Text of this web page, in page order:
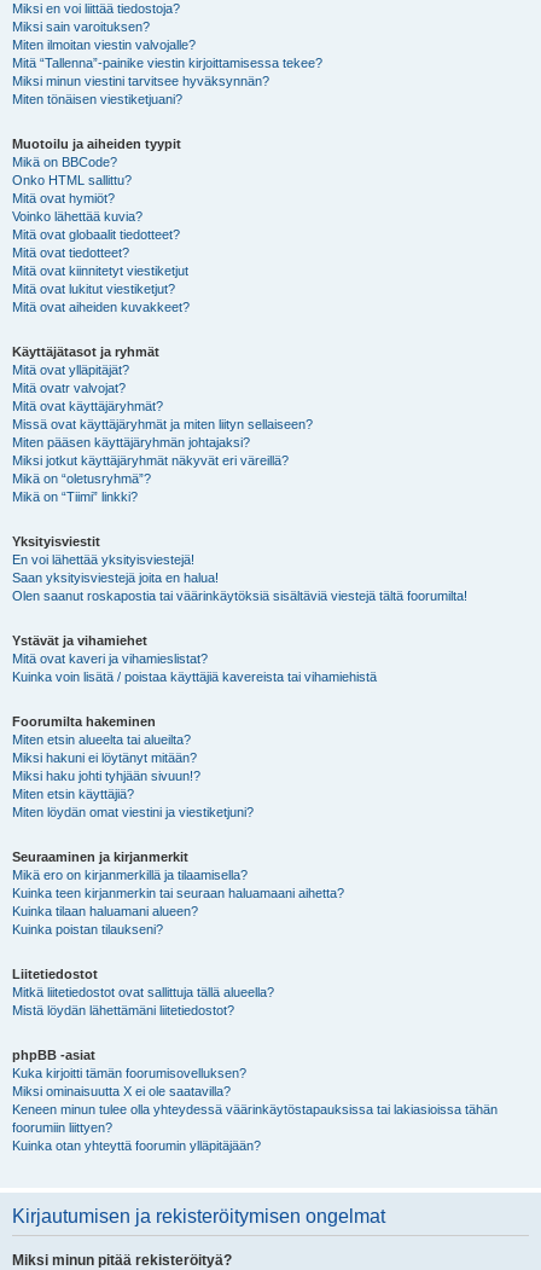
Miksi en voi liittää tiedostoja?
Miksi sain varoituksen?
Miten ilmoitan viestin valvojalle?
Mitä “Tallenna”-painike viestin kirjoittamisessa tekee?
Miksi minun viestini tarvitsee hyväksynnän?
Miten tönäisen viestiketjuani?
Muotoilu ja aiheiden tyypit
Mikä on BBCode?
Onko HTML sallittu?
Mitä ovat hymiöt?
Voinko lähettää kuvia?
Mitä ovat globaalit tiedotteet?
Mitä ovat tiedotteet?
Mitä ovat kiinnitetyt viestiketjut
Mitä ovat lukitut viestiketjut?
Mitä ovat aiheiden kuvakkeet?
Käyttäjätasot ja ryhmät
Mitä ovat ylläpitäjät?
Mitä ovatr valvojat?
Mitä ovat käyttäjäryhmät?
Missä ovat käyttäjäryhmät ja miten liityn sellaiseen?
Miten pääsen käyttäjäryhmän johtajaksi?
Miksi jotkut käyttäjäryhmät näkyvät eri väreillä?
Mikä on “oletusryhmä”?
Mikä on “Tiimi” linkki?
Yksityisviestit
En voi lähettää yksityisviestejä!
Saan yksityisviestejä joita en halua!
Olen saanut roskapostia tai väärinkäytöksiä sisältäviä viestejä tältä foorumilta!
Ystävät ja vihamiehet
Mitä ovat kaveri ja vihamieslistat?
Kuinka voin lisätä / poistaa käyttäjiä kavereista tai vihamiehistä
Foorumilta hakeminen
Miten etsin alueelta tai alueilta?
Miksi hakuni ei löytänyt mitään?
Miksi haku johti tyhjään sivuun!?
Miten etsin käyttäjiä?
Miten löydän omat viestini ja viestiketjuni?
Seuraaminen ja kirjanmerkit
Mikä ero on kirjanmerkillä ja tilaamisella?
Kuinka teen kirjanmerkin tai seuraan haluamaani aihetta?
Kuinka tilaan haluamani alueen?
Kuinka poistan tilaukseni?
Liitetiedostot
Mitkä liitetiedostot ovat sallittuja tällä alueella?
Mistä löydän lähettämäni liitetiedostot?
phpBB -asiat
Kuka kirjoitti tämän foorumisovelluksen?
Miksi ominaisuutta X ei ole saatavilla?
Keneen minun tulee olla yhteydessä väärinkäytöstapauksissa tai lakiasioissa tähän
foorumiin liittyen?
Kuinka otan yhteyttä foorumin ylläpitäjään?
Kirjautumisen ja rekisteröitymisen ongelmat
Miksi minun pitää rekisteröityä?